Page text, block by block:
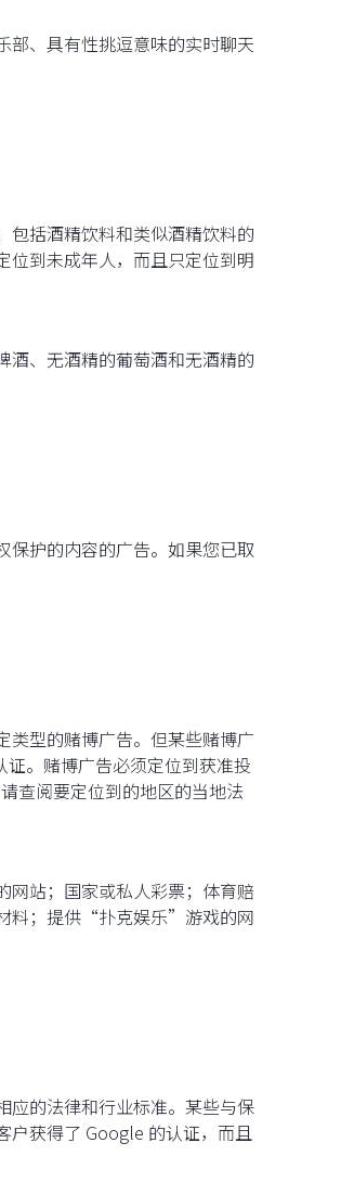
部、具有性挑逗意味的实时聊天
包括酒精饮料和类似酒精饮料的
位到未成年人，而且只定位到明
酒、无酒精的葡萄酒和无酒精的
保护的内容的广告。如果您已取
类型的赌博广告。但某些赌博广
。赌博广告必须定位到获准投
查阅要定位到的地区的当地法
网站；国家或私人彩票；体育赔
料；提供“扑克娱乐”游戏的网
应的法律和行业标准。某些与保
户获得了 Google 的认证，而且